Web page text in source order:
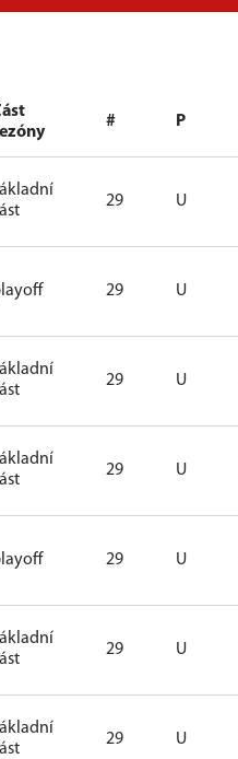
# P
29 U
29 U
29 U
29 U
29 U
29 U
29 U